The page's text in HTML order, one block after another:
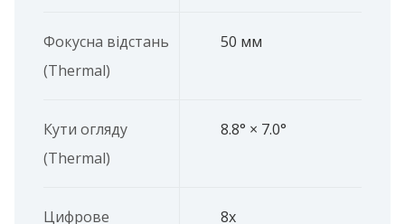
Фокусна відстань
(Thermal)
50 мм
Кути огляду
(Thermal)
8.8° × 7.0°
Цифрове 8х